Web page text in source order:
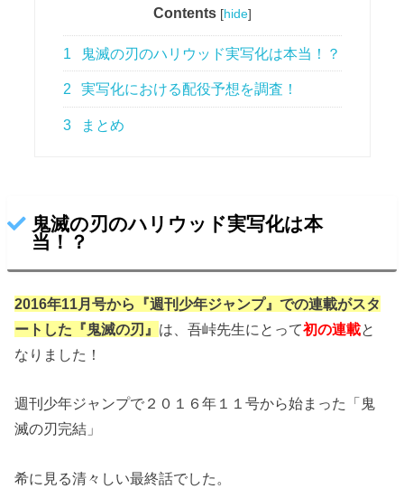
Contents [hide]
1 鬼滅の刃のハリウッド実写化は本当！？
2 実写化における配役予想を調査！
3 まとめ
鬼滅の刃のハリウッド実写化は本
当！？
2016年11月号から『週刊少年ジャンプ』での連載がスタ
ートした『鬼滅の刃』 は、吾峠先生にとって初の連載と
なりました！
週刊少年ジャンプで２０１６年１１号から始まった「鬼
滅の刃完結」
希に見る清々しい最終話でした。